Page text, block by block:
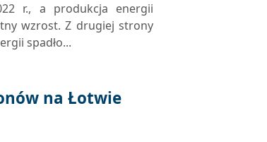
r., a produkcja energii
wzrost. Z drugiej strony
spadło...
na Łotwie